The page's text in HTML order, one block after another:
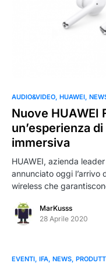
AUDIO&VIDEO HUAWEI
Nuove HUAWEI
un’esperienza
immersiva
HUAWEI, azienda
annunciato oggi l’arrivo
wireless che
MarKusss
28 Aprile 2020
EVENTI IFA NEWS